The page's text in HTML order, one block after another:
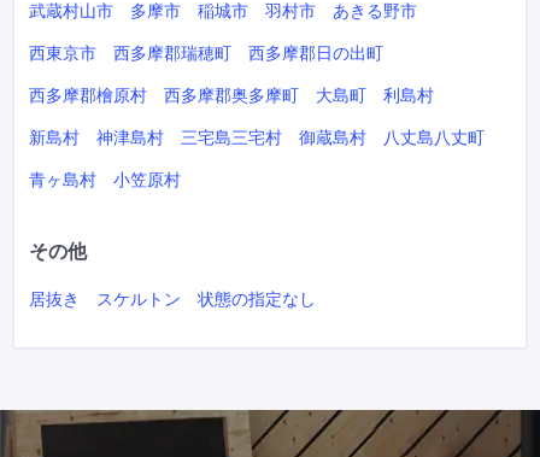
武蔵村山市 多摩市 稲城市 羽村市 あきる野市
西東京市 西多摩郡瑞穂町 西多摩郡日の出町
西多摩郡檜原村 西多摩郡奥多摩町 大島町 利島村
新島村 神津島村 三宅島三宅村 御蔵島村 八丈島八丈町
青ヶ島村 小笠原村
その他
居抜き スケルトン 状態の指定なし